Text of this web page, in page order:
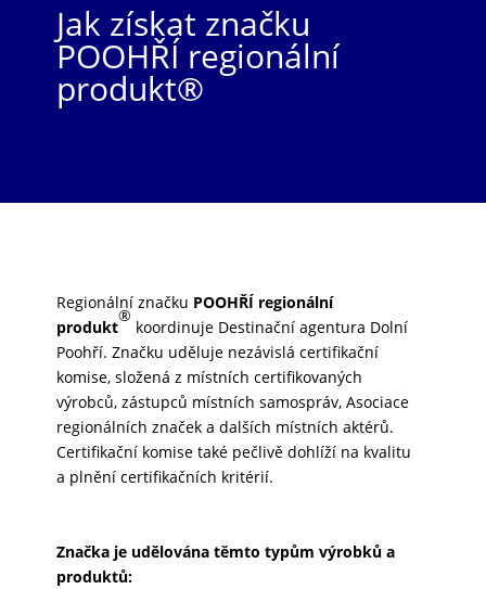
Jak získat značku
POOHŘÍ regionální
produkt®
Regionální značku POOHŘÍ regionální
produkt
®
koordinuje Destinační agentura Dolní
Poohří. Značku uděluje nezávislá certifikační
komise, složená z místních certifikovaných
výrobců, zástupců místních samospráv, Asociace
regionálních značek a dalších místních aktérů.
Certifikační komise také pečlivě dohlíží na kvalitu
a plnění certifikačních kritérií.
Značka je udělována těmto typům výrobků a
produktů: